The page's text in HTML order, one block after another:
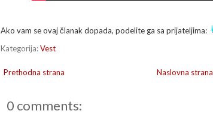
Ako vam se ovaj članak dopada, podelite ga sa prijateljima:
Kategorija:Vest
Prethodna strana Naslovna strana
0 comments: